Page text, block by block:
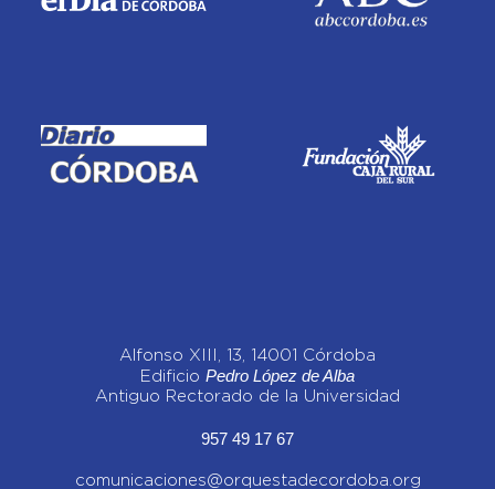
Alfonso XIII, 13, 14001 Córdoba
Edificio Pedro López de Alba
Antiguo Rectorado de la Universidad
957 49 17 67
comunicaciones@orquestadecordoba.org